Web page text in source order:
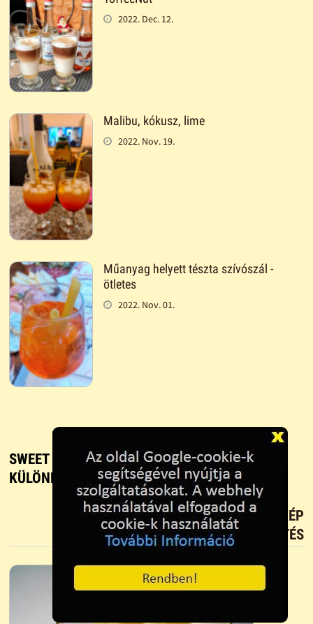
2022. Dec. 12.
Malibu, kókusz, lime
2022. Nov. 19.
Műanyag helyett tészta szívószál -
ötletes
2022. Nov. 01.
SWEET MANHATTAN KOKTÉL - KOKTÉL
KÜLÖNLEGESSÉG
TETSZIK?TÖLTS FEL FOTÓT TE IS!
ÚJ KÉP
FELTÖLTÉS